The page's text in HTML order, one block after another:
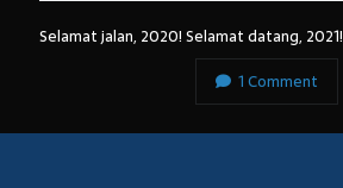
Selamat jalan, 2020! Selamat datang, 2021!
1 Comment